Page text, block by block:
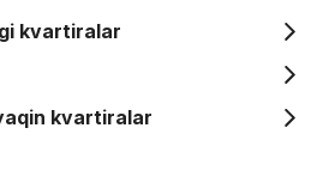
kvartiralar
kvartiralar